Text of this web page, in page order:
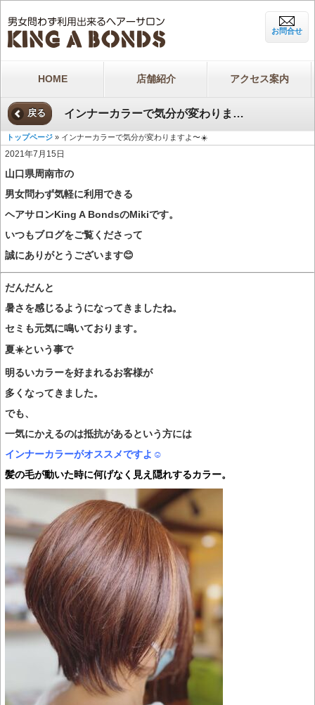
お問合せ
HOME 店舗紹介 アクセス案内
戻る インナーカラーで気分が変わりますよ〜☀️
トップページ » インナーカラーで気分が変わりますよ〜☀️
2021年7月15日
山口県周南市の
男女問わず気軽に利用できる
ヘアサロンKing A BondsのMikiです。
いつもブログをご覧くださって
誠にありがとうございます😊
だんだんと
暑さを感じるようになってきましたね。
セミも元気に鳴いております。
夏☀️という事で
明るいカラーを好まれるお客様が
多くなってきました。
でも、
一気にかえるのは抵抗があるという方には
インナーカラーがオススメですよ☺️
髪の毛が動いた時に何げなく見え隠れするカラー。